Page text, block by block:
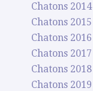
Chatons 2014
Chatons 2015
Chatons 2016
Chatons 2017
Chatons 2018
Chatons 2019